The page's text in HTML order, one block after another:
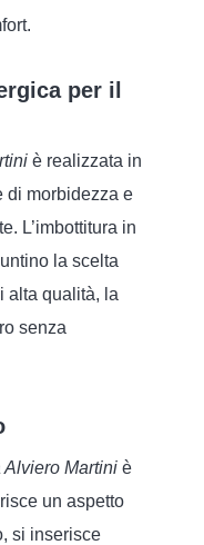
per il
è realizzata in
di morbidezza e
L’imbottitura in
la scelta
alta qualità, la
senza
Alviero Martini è
un aspetto
si inserisce